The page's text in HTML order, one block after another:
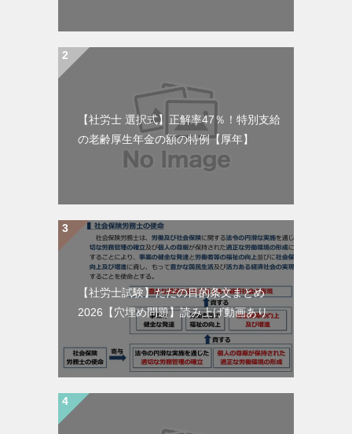
【社労士 選択式】正解率47％！特別支給
の老齢厚生年金の額の特例【厚年】
【社労士試験】ただの目的条文まとめ
2026【穴埋め問題】読み上げ動画あり。